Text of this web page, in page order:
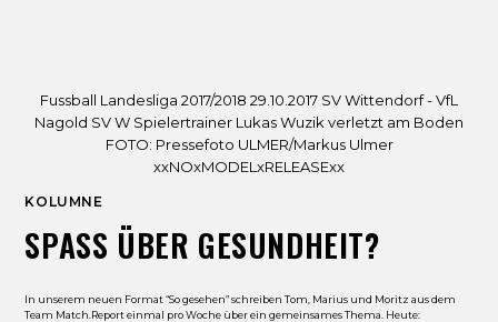
Fussball Landesliga 2017/2018 29.10.2017 SV Wittendorf - VfL
Nagold SV W Spielertrainer Lukas Wuzik verletzt am Boden
FOTO: Pressefoto ULMER/Markus Ulmer
xxNOxMODELxRELEASExx
KOLUMNE
SPASS ÜBER GESUNDHEIT?
In unserem neuen Format “So gesehen” schreiben Tom, Marius und Moritz aus dem
Team Match.Report einmal pro Woche über ein gemeinsames Thema. Heute: